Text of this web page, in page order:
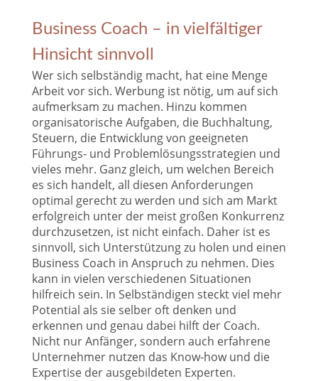
Business Coach – in vielfältiger
Hinsicht sinnvoll
Wer sich selbständig macht, hat eine Menge
Arbeit vor sich. Werbung ist nötig, um auf sich
aufmerksam zu machen. Hinzu kommen
organisatorische Aufgaben, die Buchhaltung,
Steuern, die Entwicklung von geeigneten
Führungs- und Problemlösungsstrategien und
vieles mehr. Ganz gleich, um welchen Bereich
es sich handelt, all diesen Anforderungen
optimal gerecht zu werden und sich am Markt
erfolgreich unter der meist großen Konkurrenz
durchzusetzen, ist nicht einfach. Daher ist es
sinnvoll, sich Unterstützung zu holen und einen
Business Coach in Anspruch zu nehmen. Dies
kann in vielen verschiedenen Situationen
hilfreich sein. In Selbständigen steckt viel mehr
Potential als sie selber oft denken und
erkennen und genau dabei hilft der Coach.
Nicht nur Anfänger, sondern auch erfahrene
Unternehmer nutzen das Know-how und die
Expertise der ausgebildeten Experten.